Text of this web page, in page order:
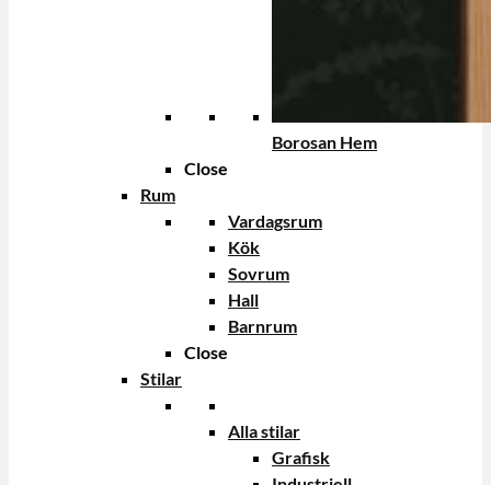
Borosan Hem
Close
Rum
Vardagsrum
Kök
Sovrum
Hall
Barnrum
Close
Stilar
Alla stilar
Grafisk